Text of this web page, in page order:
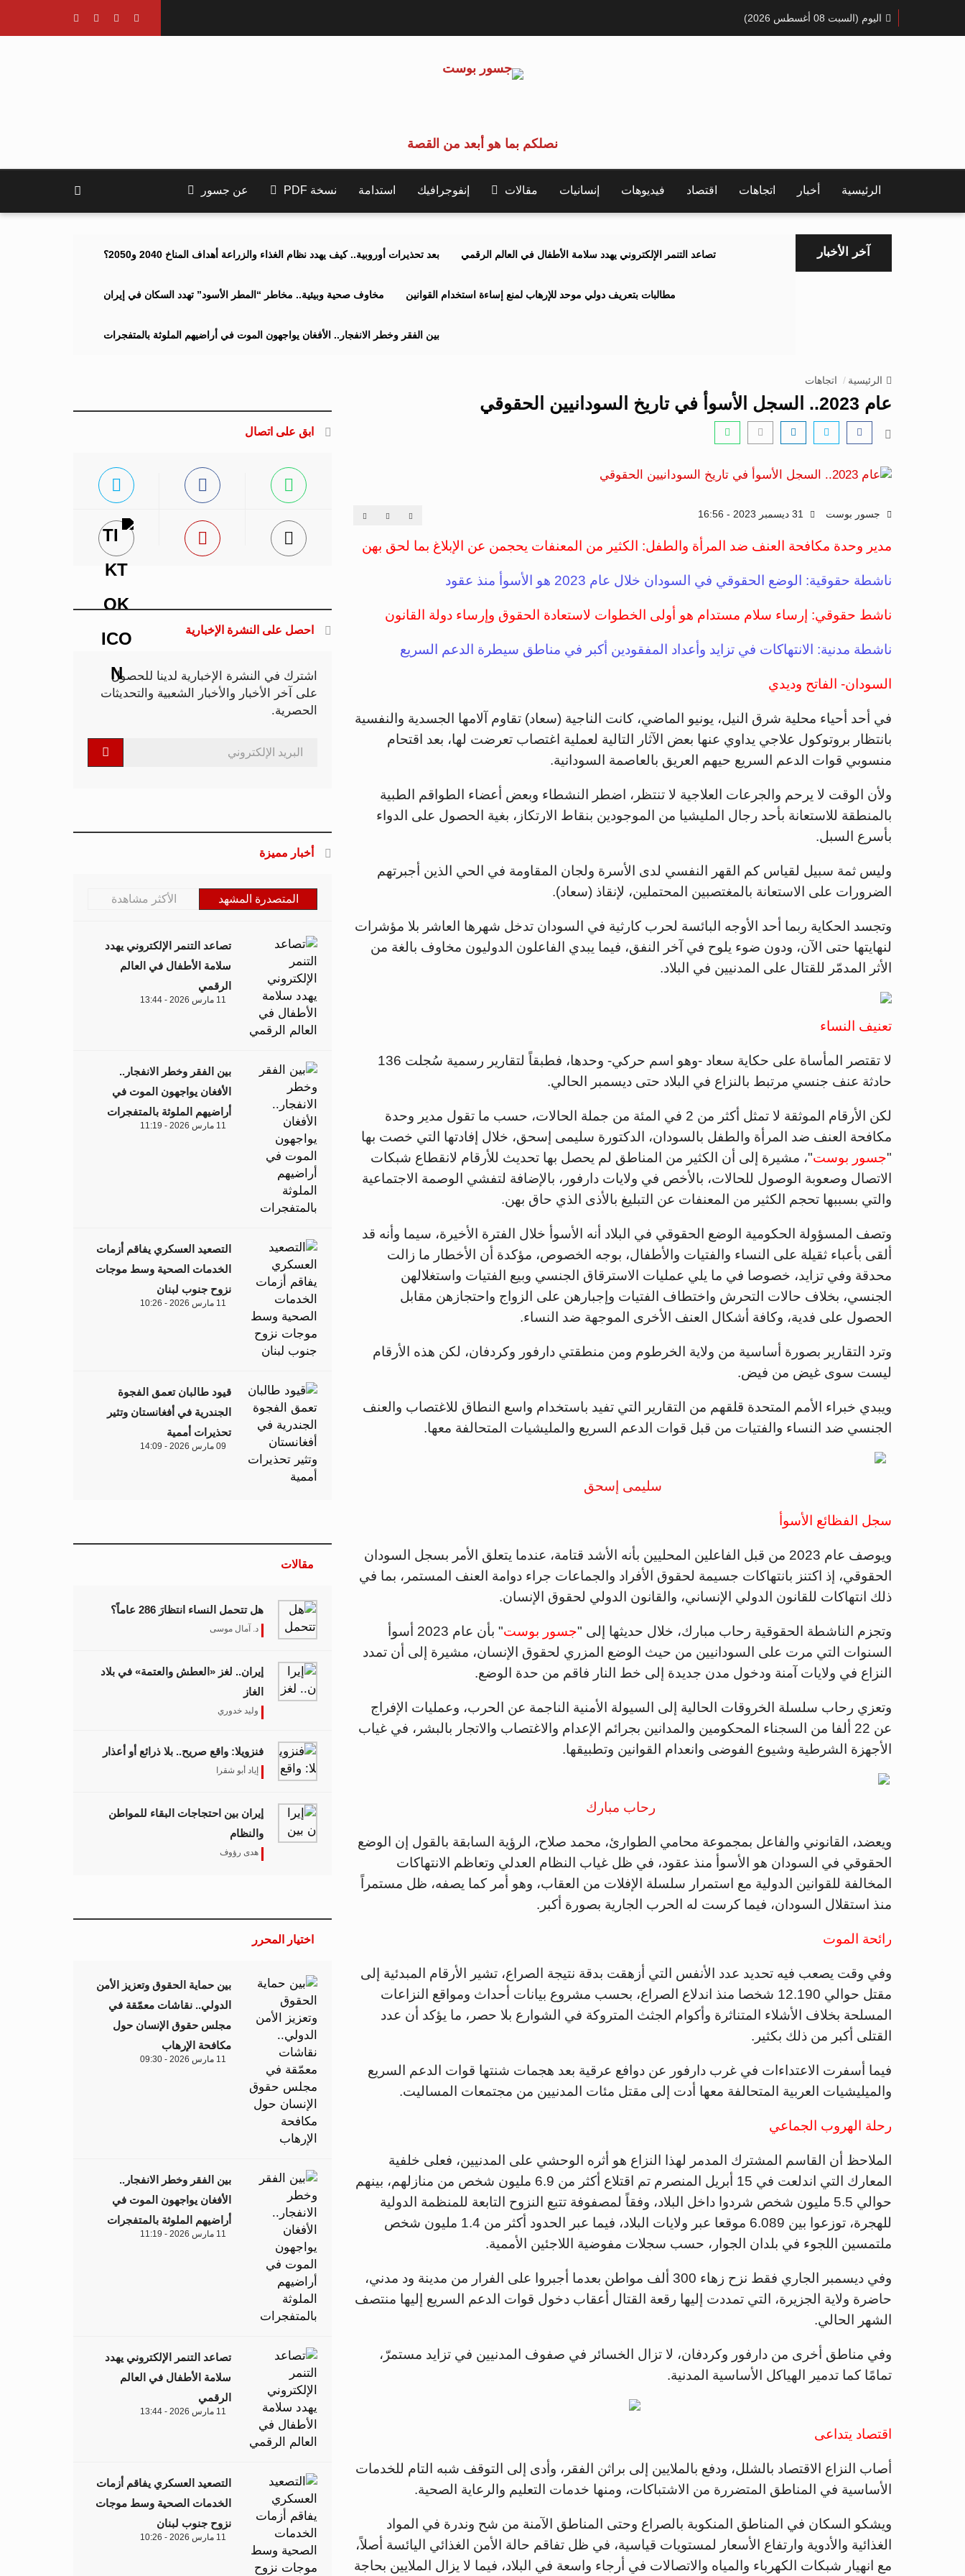
اليوم (السبت 08 أغسطس 2026)
نصلكم بما هو أبعد من القصة
الرئيسية أخبار اتجاهات اقتصاد فيديوهات إنسانيات مقالات إنفوجرافيك استدامة نسخة PDF عن جسور
آخر الأخبار بعد تحذيرات أوروبية.. كيف يهدد نظام الغذاء والزراعة أهداف المناخ 2040 و2050؟ تصاعد التنمر الإلكتروني يهدد سلامة الأطفال في العالم الرقمي
مخاوف صحية وبيئية.. مخاطر “المطر الأسود” تهدد السكان في إيران مطالبات بتعريف دولي موحد للإرهاب لمنع إساءة استخدام القوانين
بين الفقر وخطر الانفجار.. الأفغان يواجهون الموت في أراضيهم الملوثة بالمتفجرات
الرئيسية اتجاهات
عام 2023.. السجل الأسوأ في تاريخ السودانيين الحقوقي
جسور بوست
مدير وحدة مكافحة العنف ضد المرأة والطفل: الكثير من المعنفات يحجمن عن الإبلاغ بما لحق بهن
ناشطة حقوقية: الوضع الحقوقي في السودان خلال عام 2023 هو الأسوأ منذ عقود
ناشط حقوقي: إرساء سلام مستدام هو أولى الخطوات لاستعادة الحقوق وإرساء دولة القانون
ناشطة مدنية: الانتهاكات في تزايد وأعداد المفقودين أكبر في مناطق سيطرة الدعم السريع
السودان- الفاتح وديدي
في أحد أحياء محلية شرق النيل، يونيو الماضي، كانت الناجية (سعاد) تقاوم آلامها الجسدية والنفسية
بانتظار بروتوكول علاجي يداوي عنها بعض الآثار التالية لعملية اغتصاب تعرضت لها، بعد اقتحام
منسوبي قوات الدعم السريع حيهم العريق بالعاصمة السودانية.
ولأن الوقت لا يرحم والجرعات العلاجية لا تنتظر، اضطر النشطاء وبعض أعضاء الطواقم الطبية
بالمنطقة للاستعانة بأحد رجال المليشيا من الموجودين بنقاط الارتكاز، بغية الحصول على الدواء
بأسرع السبل.
وليس ثمة سبيل لقياس كم القهر النفسي لدى الأسرة ولجان المقاومة في الحي الذين أجبرتهم
الضرورات على الاستعانة بالمغتصبين المحتملين، لإنقاذ (سعاد).
وتجسد الحكاية ربما أحد الأوجه البائسة لحرب كارثية في السودان تدخل شهرها العاشر بلا مؤشرات
لنهايتها حتى الآن، ودون ضوء يلوح في آخر النفق، فيما يبدي الفاعلون الدوليون مخاوف بالغة من
الأثر المدمّر للقتال على المدنيين في البلاد.
تعنيف النساء
لا تقتصر المأساة على حكاية سعاد -وهو اسم حركي- وحدها، فطبقاً لتقارير رسمية سُجلت 136
حادثة عنف جنسي مرتبط بالنزاع في البلاد حتى ديسمبر الحالي.
لكن الأرقام الموثقة لا تمثل أكثر من 2 في المئة من جملة الحالات، حسب ما تقول مدير وحدة
مكافحة العنف ضد المرأة والطفل بالسودان، الدكتورة سليمى إسحق، خلال إفادتها التي خصت بها
"جسور بوست"، مشيرة إلى أن الكثير من المناطق لم يحصل بها تحديث للأرقام لانقطاع شبكات
الاتصال وصعوبة الوصول للحالات، بالأخص في ولايات دارفور، بالإضافة لتفشي الوصمة الاجتماعية
والتي بسببها تحجم الكثير من المعنفات عن التبليغ بالأذى الذي حاق بهن.
وتصف المسؤولة الحكومية الوضع الحقوقي في البلاد أنه الأسوأ خلال الفترة الأخيرة، سيما وأنه قد
ألقى بأعباء ثقيلة على النساء والفتيات والأطفال، بوجه الخصوص، مؤكدة أن الأخطار ما زالت
محدقة وفي تزايد، خصوصا في ما يلي عمليات الاسترقاق الجنسي وبيع الفتيات واستغلالهن
الجنسي، بخلاف حالات التحرش واختطاف الفتيات وإجبارهن على الزواج واحتجازهن مقابل
الحصول على فدية، وكافة أشكال العنف الأخرى الموجهة ضد النساء.
وترد التقارير بصورة أساسية من ولاية الخرطوم ومن منطقتي دارفور وكردفان، لكن هذه الأرقام
ليست سوى غيض من فيض.
ويبدي خبراء الأمم المتحدة قلقهم من التقارير التي تفيد باستخدام واسع النطاق للاغتصاب والعنف
الجنسي ضد النساء والفتيات من قبل قوات الدعم السريع والمليشيات المتحالفة معها.
سليمى إسحق
سجل الفظائع الأسوأ
ويوصف عام 2023 من قبل الفاعلين المحليين بأنه الأشد قتامة، عندما يتعلق الأمر بسجل السودان
الحقوقي، إذ اكتنز بانتهاكات جسيمة لحقوق الأفراد والجماعات جراء دوامة العنف المستمر، بما في
ذلك انتهاكات للقانون الدولي الإنساني، والقانون الدولي لحقوق الإنسان.
وتجزم الناشطة الحقوقية رحاب مبارك، خلال حديثها إلى "جسور بوست
" بأن عام 2023 أسوأ
السنوات التي مرت على السودانيين من حيث الوضع المزري لحقوق الإنسان، مشيرة إلى أن تمدد
النزاع في ولايات آمنة ودخول مدن جديدة إلى خط النار فاقم من حدة الوضع.
وتعزي رحاب سلسلة الخروقات الحالية إلى السيولة الأمنية الناجمة عن الحرب، وعمليات الإفراج
عن 22 ألفا من السجناء المحكومين والمدانين بجرائم الإعدام والاغتصاب والاتجار بالبشر، في غياب
الأجهزة الشرطية وشيوع الفوضى وانعدام القوانين وتطبيقها.
رحاب مبارك
ويعضد، القانوني والفاعل بمجموعة محامي الطوارئ، محمد صلاح، الرؤية السابقة بالقول إن الوضع
الحقوقي في السودان هو الأسوأ منذ عقود، في ظل غياب النظام العدلي وتعاظم الانتهاكات
المخالفة للقوانين الدولية مع استمرار سلسلة الإفلات من العقاب، وهو أمر كما يصفه، ظل مستمراً
منذ استقلال السودان، فيما كرست له الحرب الجارية بصورة أكبر.
رائحة الموت
وفي وقت يصعب فيه تحديد عدد الأنفس التي أزهقت بدقة نتيجة الصراع، تشير الأرقام المبدئية إلى
مقتل حوالي 12.190 شخصا منذ اندلاع الصراع، بحسب مشروع بيانات أحداث ومواقع النزاعات
المسلحة بخلاف الأشلاء المتناثرة وأكوام الجثث المتروكة في الشوارع بلا حصر، ما يؤكد أن عدد
القتلى أكبر من ذلك بكثير.
فيما أسفرت الاعتداءات في غرب دارفور عن دوافع عرقية بعد هجمات شنتها قوات الدعم السريع
والميليشيات العربية المتحالفة معها أدت إلى مقتل مئات المدنيين من مجتمعات المساليت.
رحلة الهروب الجماعي
الملاحظ أن القاسم المشترك المدمر لهذا النزاع هو أثره الوحشي على المدنيين، فعلى خلفية
المعارك التي اندلعت في 15 أبريل المنصرم تم اقتلاع أكثر من 6.9 مليون شخص من منازلهم، بينهم
حوالي 5.5 مليون شخص شردوا داخل البلاد، وفقاً لمصفوفة تتبع النزوح التابعة للمنظمة الدولية
للهجرة، توزعوا بين 6.089 موقعا عبر ولايات البلاد، فيما عبر الحدود أكثر من 1.4 مليون شخص
ملتمسين اللجوء في بلدان الجوار، حسب سجلات مفوضية اللاجئين الأممية.
وفي ديسمبر الجاري فقط نزح زهاء 300 ألف مواطن بعدما أجبروا على الفرار من مدينة ود مدني،
حاضرة ولاية الجزيرة، التي تمددت إليها رقعة القتال أعقاب دخول قوات الدعم السريع إليها منتصف
الشهر الحالي.
وفي مناطق أخرى من دارفور وكردفان، لا تزال الخسائر في صفوف المدنيين في تزايد مستمرّ،
تمامًا كما تدمير الهياكل الأساسية المدنية.
اقتصاد يتداعى
أصاب النزاع الاقتصاد بالشلل، ودفع بالملايين إلى براثن الفقر، وأدى إلى التوقف شبه التام للخدمات
الأساسية في المناطق المتضررة من الاشتباكات، ومنها خدمات التعليم والرعاية الصحية.
ويشكو السكان في المناطق المنكوبة بالصراع وحتى المناطق الآمنة من شح وندرة في المواد
الغذائية والأدوية وارتفاع الأسعار لمستويات قياسية، في ظل تفاقم حالة الأمن الغذائي اليائسة أصلاً،
مع انهيار شبكات الكهرباء والمياه والاتصالات في أرجاء واسعة في البلاد، فيما لا يزال الملايين بحاجة
ابق على اتصال
احصل على النشرة الإخبارية
اشترك في النشرة الإخبارية لدينا للحصول
على آخر الأخبار والأخبار الشعبية والتحديثات
الحصرية.
أخبار مميزة
المتصدرة المشهد الأكثر مشاهدة
تصاعد التنمر الإلكتروني يهدد
سلامة الأطفال في العالم
الرقمي
11 مارس 2026 - 13:44
بين الفقر وخطر الانفجار..
الأفغان يواجهون الموت في
أراضيهم الملوثة بالمتفجرات
11 مارس 2026 - 11:19
التصعيد العسكري يفاقم أزمات
الخدمات الصحية وسط موجات
نزوح جنوب لبنان
11 مارس 2026 - 10:26
قيود طالبان تعمق الفجوة
الجندرية في أفغانستان وتثير
تحذيرات أممية
09 مارس 2026 - 14:09
مقالات
هل تتحمل النساء انتظارَ 286 عاماً؟
د. آمال موسى
إيران.. لغز «العطش والعتمة» في بلاد
الغاز
وليد خدوري
فنزويلا: واقع صريح.. بلا ذرائع أو أعذار
إياد أبو شقرا
إيران بين احتجاجات البقاء للمواطن
والنظام
هدى رؤوف
اختيار المحرر
بين حماية الحقوق وتعزيز الأمن
الدولي.. نقاشات معمّقة في
مجلس حقوق الإنسان حول
مكافحة الإرهاب
11 مارس 2026 - 09:30
بين الفقر وخطر الانفجار..
الأفغان يواجهون الموت في
أراضيهم الملوثة بالمتفجرات
11 مارس 2026 - 11:19
تصاعد التنمر الإلكتروني يهدد
سلامة الأطفال في العالم
الرقمي
11 مارس 2026 - 13:44
التصعيد العسكري يفاقم أزمات
الخدمات الصحية وسط موجات
نزوح جنوب لبنان
11 مارس 2026 - 10:26